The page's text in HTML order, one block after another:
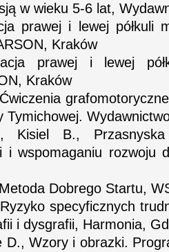
w wieku 5-6 lat,
prawej i lewej półkuli
Kraków
prawej i lewej
Kraków
Tymichowej.
Kisiel B.,
i wspomaganiu rozwoju
Dobrego Startu,
specyficznych
i dysgrafii, Harmonia,
Wzory i obrazki.